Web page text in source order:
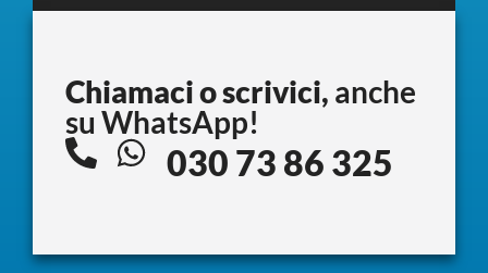
Chiamaci o scrivici, anche
su WhatsApp!
030 73 86 325